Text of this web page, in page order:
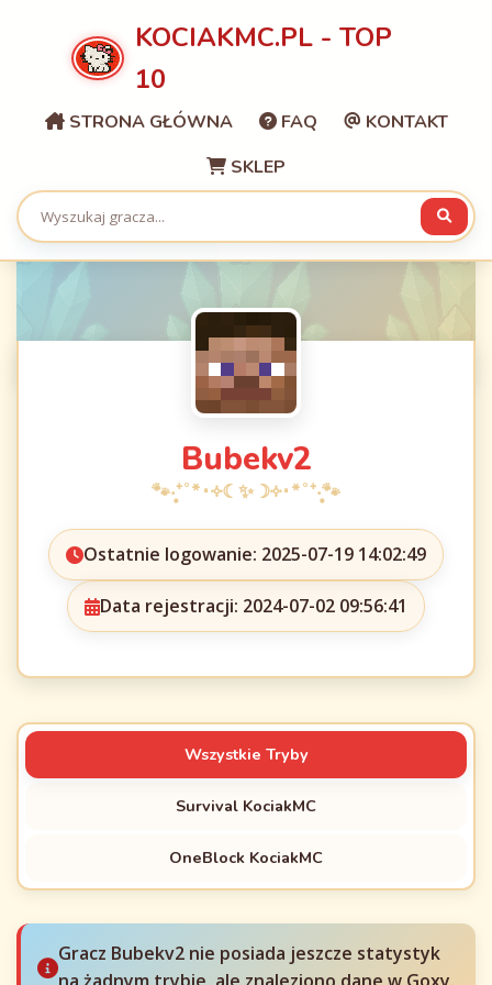
KOCIAKMC.PL - TOP
10
STRONA GŁÓWNA FAQ
KONTAKT
SKLEP
Bubekv2
Ostatnie logowanie: 2025-07-19 14:02:49
Data rejestracji: 2024-07-02 09:56:41
Wszystkie Tryby
Survival KociakMC
OneBlock KociakMC
Gracz Bubekv2 nie posiada jeszcze statystyk